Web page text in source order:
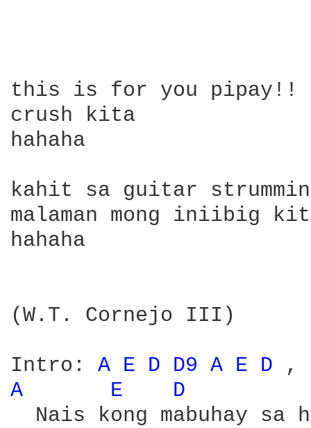
this is for you pipay!!
crush kita
hahaha
kahit sa guitar
malaman mong iniibig
hahaha
(W.T. Cornejo III)
Intro: A E D D9 A E D ,
A
E D
Nais kong mabuhay sa